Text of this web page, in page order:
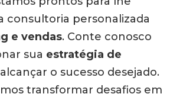
consultoria personalizada
e vendas. Conte conosco
sua estratégia de
o sucesso desejado.
transformar desafios em